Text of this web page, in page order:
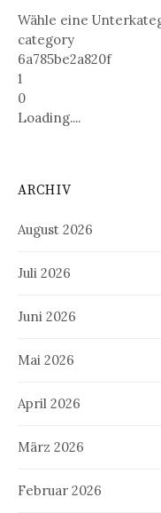
Wähle eine
category
6a785be2a820f
1
0
Loading....
ARCHIV
August 2026
Juli 2026
Juni 2026
Mai 2026
April 2026
März 2026
Februar 2026